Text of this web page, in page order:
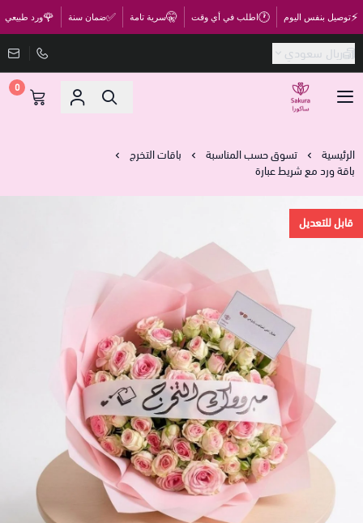
⚡توصيل بنفس اليوم 🕐اطلب في أي وقت 🤫سرية تامة ✅ضمان سنة 🌹ورد طبيعي
ريال سعودي
متجر ساكورا
0
الرئيسية تسوق حسب المناسبة
باقات التخرج
باقة ورد مع شريط عبارة
قابل للتعديل